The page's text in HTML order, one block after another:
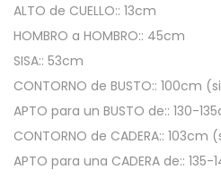
ALTO de CUELLO:: 13cm
HOMBRO a HOMBRO:: 45cm
SISA:: 53cm
CONTORNO de BUSTO:: 100cm
APTO para un BUSTO de:: 130-
CONTORNO de CADERA:: 103cm
APTO para una CADERA de:: 135-